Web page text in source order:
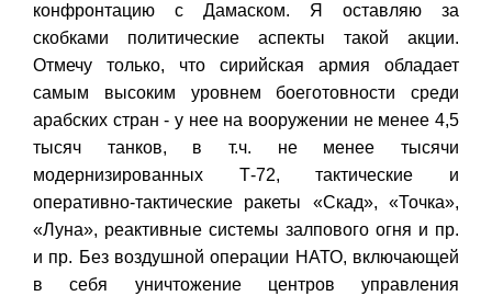
конфронтацию с Дамаском. Я оставляю за
скобками политические аспекты такой акции.
Отмечу только, что сирийская армия обладает
самым высоким уровнем боеготовности среди
арабских стран - у нее на вооружении не менее 4,5
тысяч танков, в т.ч. не менее тысячи
модернизированных Т-72, тактические и
оперативно-тактические ракеты «Скад», «Точка»,
«Луна», реактивные системы залпового огня и пр.
и пр. Без воздушной операции НАТО, включающей
в себя уничтожение центров управления